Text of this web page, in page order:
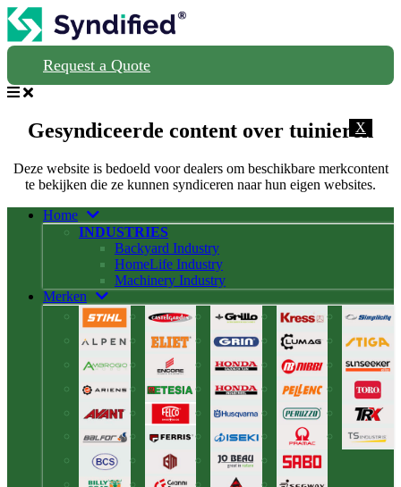
Request a Quote
X
Gesyndiceerde content over tuinieren
Deze website is bedoeld voor dealers om beschikbare merkcontent
te bekijken die ze kunnen syndiceren naar hun eigen websites.
Home
INDUSTRIES
Backyard Industry
HomeLife Industry
Machinery Industry
Merken